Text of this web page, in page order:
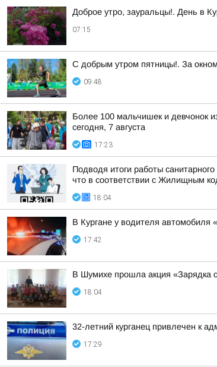
Доброе утро, зауральцы!. День в
07:15
С добрым утром пятницы!. За
09:48
Более 100 мальчишек и девчонок
сегодня, 7 августа
17:23
Подводя итоги работы
что в соответствии с Жилищным
18:04
В Кургане у водителя
17:42
В Шумихе прошла акция «Зарядка
18:04
32-летний курганец привлечен к
17:29